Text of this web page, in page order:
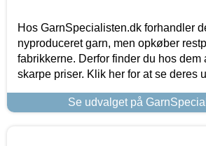
Hos GarnSpecialisten.dk forhandler
nyproduceret garn, men opkøber
fabrikkerne. Derfor finder du hos dem
skarpe priser. Klik her for at se deres
Se udvalget på